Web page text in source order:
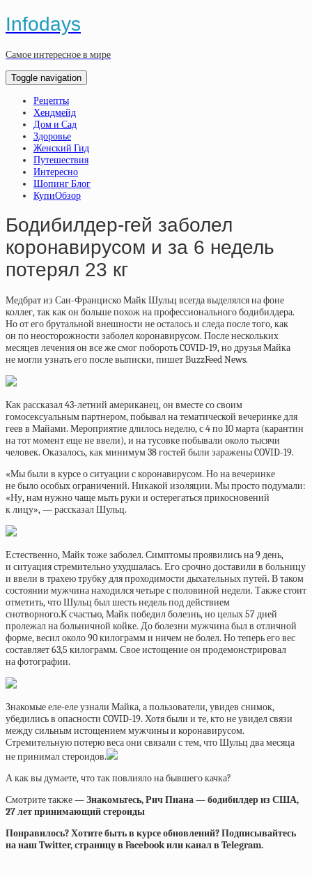
Infodays
Самое интересное в мире
Toggle navigation
Рецепты
Хендмейд
Дом и Сад
Здоровье
Женский Гид
Путешествия
Интересно
Шопинг Блог
КупиОбзор
Бодибилдер-гей заболел
коронавирусом и за 6 недель
потерял 23 кг
Медбрат из Сан-Франциско Майк Шульц всегда выделялся на фоне
коллег, так как он больше похож на профессионального бодибилдера.
Но от его брутальной внешности не осталось и следа после того, как
он по неосторожности заболел коронавирусом. После нескольких
месяцев лечения он все же смог побороть COVID-19, но друзья Майка
не могли узнать его после выписки, пишет BuzzFeed News.
Как рассказал 43-летний американец, он вместе со своим
гомосексуальным партнером, побывал на тематической вечеринке для
геев в Майами. Мероприятие длилось неделю, с 4 по 10 марта (карантин
на тот момент еще не ввели), и на тусовке побывали около тысячи
человек. Оказалось, как минимум 38 гостей были заражены COVID-19.
«Мы были в курсе о ситуации с коронавирусом. Но на вечеринке
не было особых ограничений. Никакой изоляции. Мы просто подумали:
«Ну, нам нужно чаще мыть руки и остерегаться прикосновений
к лицу», — рассказал Шульц.
Естественно, Майк тоже заболел. Симптомы проявились на 9 день,
и ситуация стремительно ухудшалась. Его срочно доставили в больницу
и ввели в трахею трубку для проходимости дыхательных путей. В таком
состоянии мужчина находился четыре с половиной недели. Также стоит
отметить, что Шульц был шесть недель под действием
снотворного.К счастью, Майк победил болезнь, но целых 57 дней
пролежал на больничной койке. До болезни мужчина был в отличной
форме, весил около 90 килограмм и ничем не болел. Но теперь его вес
составляет 63,5 килограмм. Свое истощение он продемонстрировал
на фотографии.
Знакомые еле-еле узнали Майка, а пользователи, увидев снимок,
убедились в опасности COVID-19. Хотя были и те, кто не увидел связи
между сильным истощением мужчины и коронавирусом.
Стремительную потерю веса они связали с тем, что Шульц два месяца
не принимал стероидов.
А как вы думаете, что так повлияло на бывшего качка?
Смотрите также —Знакомьтесь, Рич Пиана — бодибилдер из США,
27 лет принимающий стероиды
Понравилось? Хотите быть в курсе обновлений? Подписывайтесь
на наш Twitter, страницу в Facebook или канал в Telegram.